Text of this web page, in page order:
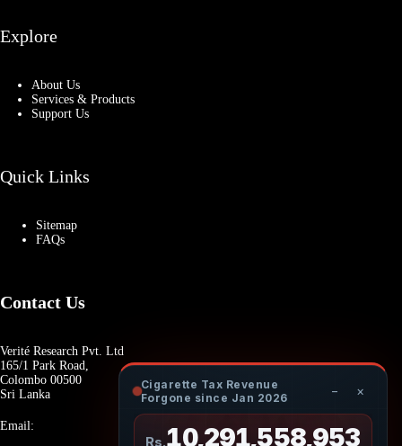
Explore
About Us
Services & Products
Support Us
Quick Links
Sitemap
FAQs
Contact Us
Verité Research Pvt. Ltd
165/1 Park Road,
Colombo 00500
Sri Lanka
Email:
Cigarette Tax Revenue
Forgone since Jan 2026
− ×
Rs.10,291,559,172